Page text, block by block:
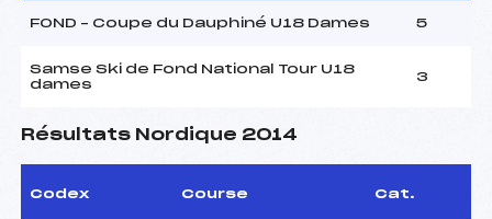
FOND – Coupe du Dauphiné U18 Dames 5
Samse Ski de Fond National Tour U18
dames
3
Résultats Nordique 2014
Codex Course Cat.